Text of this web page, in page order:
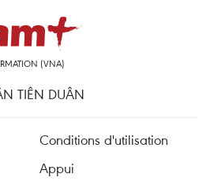
(VNA)
TIÊN DUÂN
Conditions d'utilisation
Appui